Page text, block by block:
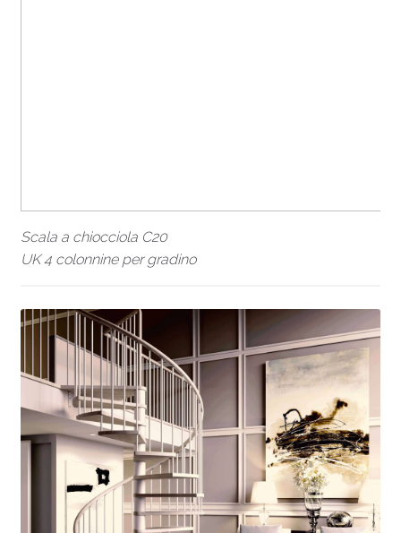
Scala a chiocciola C20
UK 4 colonnine per gradino